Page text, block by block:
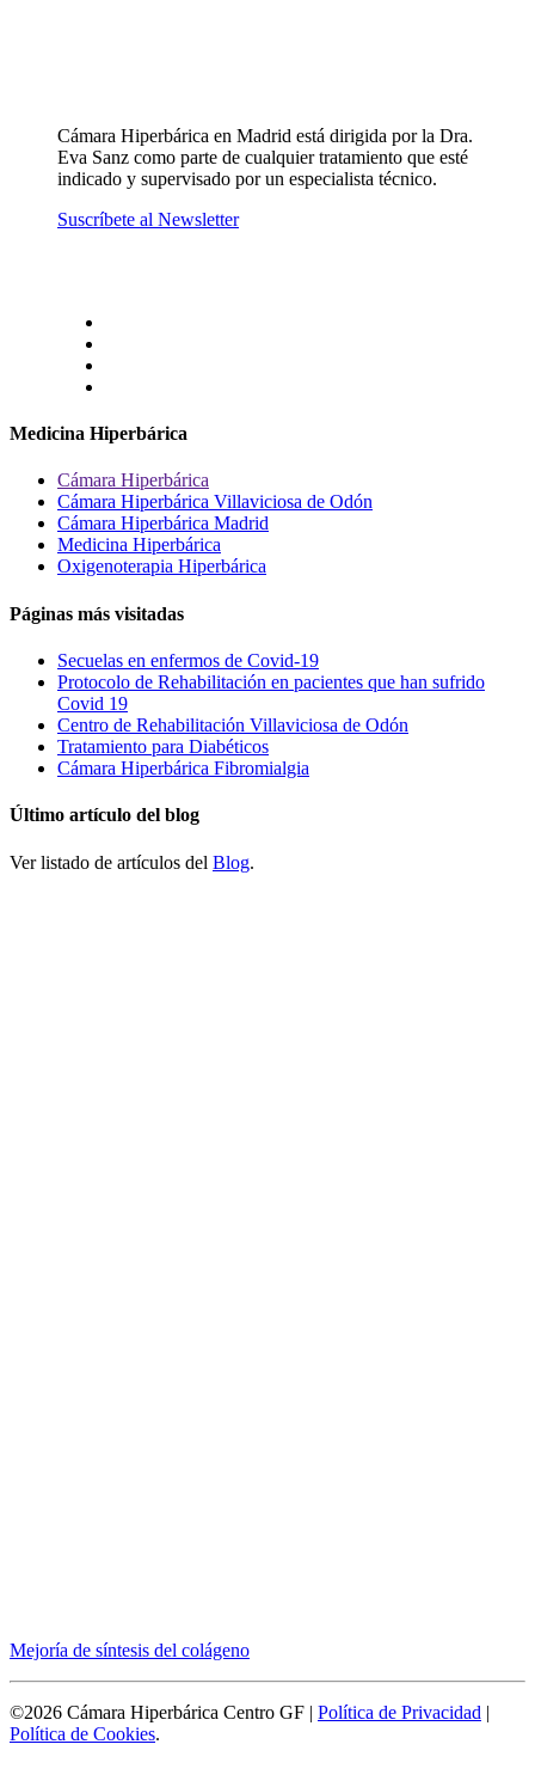
Cámara Hiperbárica en Madrid está dirigida por la Dra.
Eva Sanz como parte de cualquier tratamiento que esté
indicado y supervisado por un especialista técnico.
Suscríbete al Newsletter
Medicina Hiperbárica
Cámara Hiperbárica
Cámara Hiperbárica Villaviciosa de Odón
Cámara Hiperbárica Madrid
Medicina Hiperbárica
Oxigenoterapia Hiperbárica
Páginas más visitadas
Secuelas en enfermos de Covid-19
Protocolo de Rehabilitación en pacientes que han sufrido
Covid 19
Centro de Rehabilitación Villaviciosa de Odón
Tratamiento para Diabéticos
Cámara Hiperbárica Fibromialgia
Último artículo del blog
Ver listado de artículos del Blog.
Mejoría de síntesis del colágeno
©2026 Cámara Hiperbárica Centro GF | Política de Privacidad |
Política de Cookies.